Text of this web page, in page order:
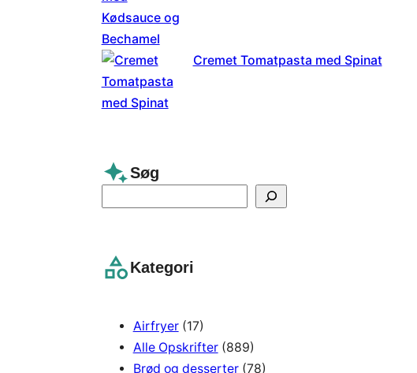
Cremet Tomatpasta med Spinat
Søg
c
Kategori
Airfryer(17)
Alle Opskrifter(889)
Brød og desserter(78)